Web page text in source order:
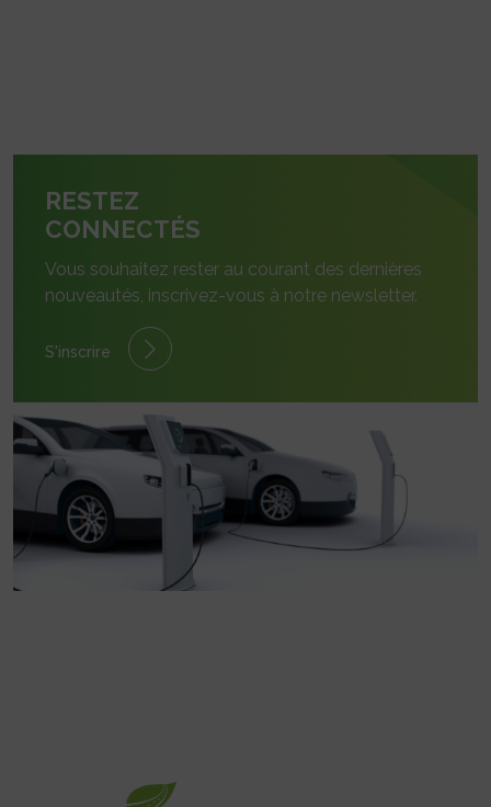
RESTEZ
CONNECTÉS
Vous souhaitez rester au courant des dernières
nouveautés, inscrivez-vous à notre newsletter.
S'inscrire